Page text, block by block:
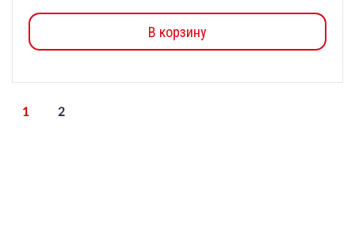
В корзину
1 2